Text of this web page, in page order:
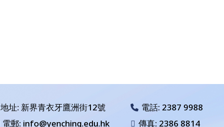
地址: 新界青衣牙鷹洲街12號
電郵: info@yenching.edu.hk
電話: 2387 9988
傳真: 2386 8814